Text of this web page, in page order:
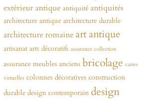
extérieurantique antiquité antiquités
architecture antique architecture durable
architecture romaineart antique
artisanat arts décoratifs assurance collection
assurance meubles anciens bricolage cartes
virtuelles colonnes décoratives construction
durable design contemporain design